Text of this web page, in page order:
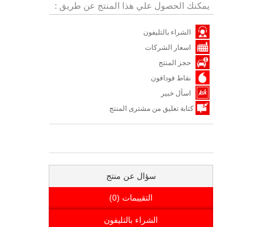
يمكنك الحصول علي هذا المنتج عن طريق :
الشراء بالتليفون
اسعار الشركات
حجز المنتج
نقاط فودافون
اسأل خبير
كتابة تعليق من مشترى المنتج
سؤال عن منتج
التقييمات (0)
الشراء بالتليفون